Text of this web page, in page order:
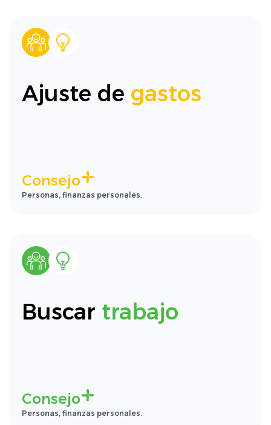
Ajuste de gastos
Consejo
Personas, finanzas personales.
Buscar trabajo
Consejo
Personas, finanzas personales.